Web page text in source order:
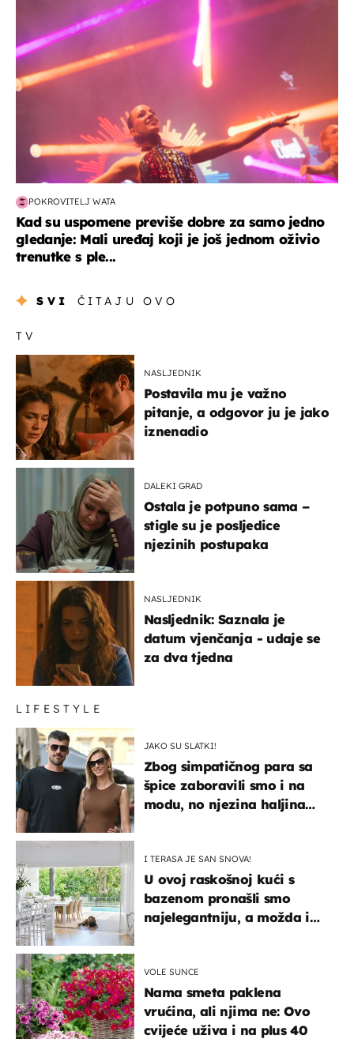
POKROVITELJ WATA
Kad su uspomene previše dobre za samo jedno
gledanje: Mali uređaj koji je još jednom oživio
trenutke s ple...
SVI ČITAJU OVO
TV
NASLJEDNIK
Postavila mu je važno
pitanje, a odgovor ju je jako
iznenadio
DALEKI GRAD
Ostala je potpuno sama –
stigle su je posljedice
njezinih postupaka
NASLJEDNIK
Nasljednik: Saznala je
datum vjenčanja - udaje se
za dva tjedna
LIFESTYLE
JAKO SU SLATKI!
Zbog simpatičnog para sa
špice zaboravili smo i na
modu, no njezina haljina
I TERASA JE SAN SNOVA!
U ovoj raskošnoj kući s
bazenom pronašli smo
najelegantniju, a možda i
VOLE SUNCE
Nama smeta paklena
vrućina, ali njima ne: Ovo
cvijeće uživa i na plus 40